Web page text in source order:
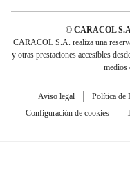
© CARACOL
CARACOL S.A. realiza una
y otras prestaciones accesibles
medios
Aviso legal Política de
Configuración de cookies